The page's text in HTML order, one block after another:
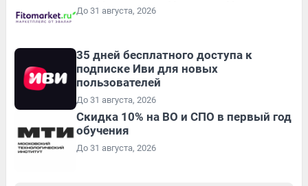
До 31 августа, 2026
35 дней бесплатного доступа к
подписке Иви для новых
пользователей
До 31 августа, 2026
Скидка 10% на ВО и СПО в первый год
обучения
До 31 августа, 2026